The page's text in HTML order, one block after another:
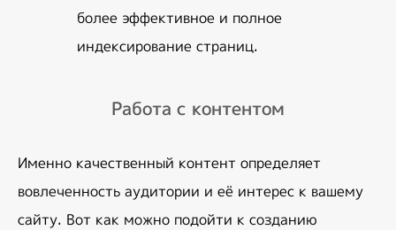
более эффективное и полное
индексирование страниц.
Работа с контентом
Именно качественный контент определяет
вовлеченность аудитории и её интерес к вашему
сайту. Вот как можно подойти к созданию